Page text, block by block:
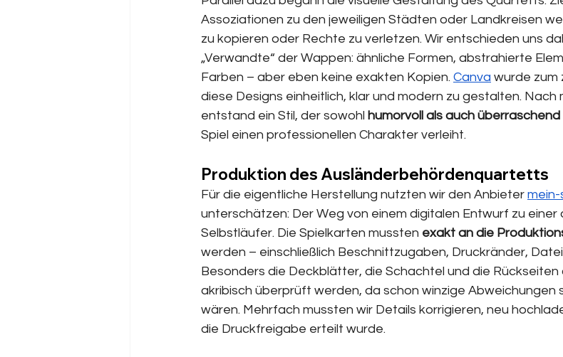
Assoziationen zu den jeweiligen Städten oder Landkreisen
zu kopieren oder Rechte zu verletzen. Wir entschieden uns
„Verwandte“ der Wappen: ähnliche Formen, abstrahierte
Farben – aber eben keine exakten Kopien. Canva wurde zum
diese Designs einheitlich, klar und modern zu gestalten.
entstand ein Stil, der sowohl humorvoll als auch
Spiel einen professionellen Charakter verleiht.
Produktion des Ausländerbehördenquartetts
Für die eigentliche Herstellung nutzten wir den Anbieter mein-
unterschätzen: Der Weg von einem digitalen Entwurf zu
Selbstläufer. Die Spielkarten mussten exakt an die
werden – einschließlich Beschnittzugaben, Druckränder,
Besonders die Deckblätter, die Schachtel und die
akribisch überprüft werden, da schon winzige
wären. Mehrfach mussten wir Details korrigieren, neu
die Druckfreigabe erteilt wurde.